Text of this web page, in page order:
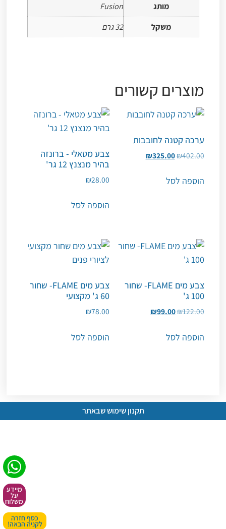
מותג
Fusion
משקל
32 גרם
מוצרים קשורים
ערכה קטנה לחובבות
₪402.00
₪325.00
הוספה לסל
צבע מטאלי - ברונזה
בהיר מנצנץ 12 גר'
₪28.00
הוספה לסל
צבע מים FLAME- שחור
100 ג'
₪122.00
₪99.00
הוספה לסל
צבע מים FLAME- שחור
60 ג' מקצועי
₪78.00
הוספה לסל
תקנון שימוש שבאתר
מיידע
על
משלוח
כסף חזרה
לקניה הבאה!